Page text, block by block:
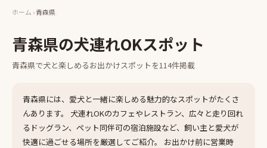
ホーム ›青森県
青森県の犬連れOKスポット
青森県で犬と楽しめるお出かけスポットを114件掲載
青森県には、愛犬と一緒に楽しめる魅力的なスポットがたくさ
んあります。 犬連れOKのカフェやレストラン、広々と走り回れ
るドッグラン、ペット同伴可の宿泊施設など、飼い主と愛犬が
快適に過ごせる場所を厳選してご紹介。 お出かけ前に営業時